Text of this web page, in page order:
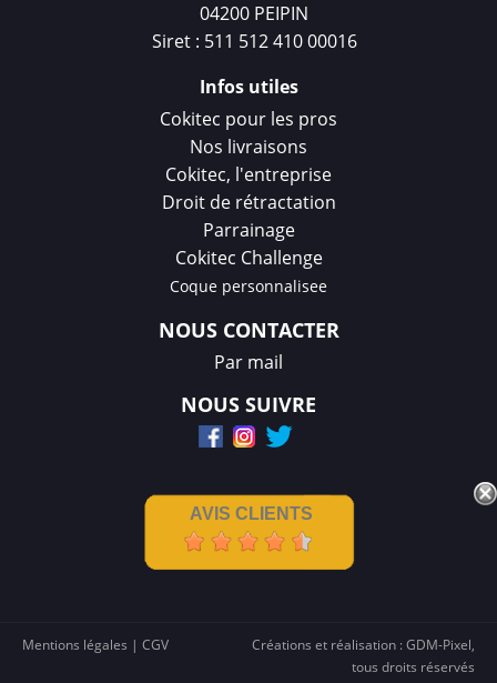
04200 PEIPIN
Siret : 511 512 410 00016
Infos utiles
Cokitec pour les pros
Nos livraisons
Cokitec, l'entreprise
Droit de rétractation
Parrainage
Cokitec Challenge
Coque personnalisee
NOUS CONTACTER
Par mail
NOUS SUIVRE
AVIS CLIENTS
Mentions légales | CGV Créations et réalisation :GDM-Pixel,
tous droits réservés